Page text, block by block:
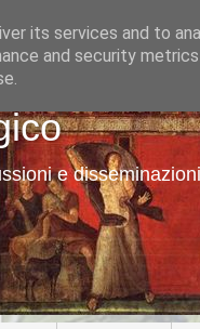
e disseminazioni
its services and to
and security